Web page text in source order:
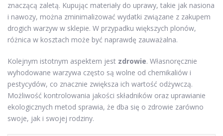
znaczącą zaletą. Kupując materiały do uprawy, takie jak nasiona
i nawozy, można zminimalizować wydatki związane z zakupem
drogich warzyw w sklepie. W przypadku większych plonów,
różnica w kosztach może być naprawdę zauważalna.
Kolejnym istotnym aspektem jest zdrowie. Własnoręcznie
wyhodowane warzywa często są wolne od chemikaliów i
pestycydów, co znacznie zwiększa ich wartość odżywczą.
Możliwość kontrolowania jakości składników oraz uprawianie
ekologicznych metod sprawia, że dba się o zdrowie zarówno
swoje, jak i swojej rodziny.